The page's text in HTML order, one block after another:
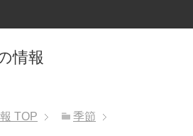
情報
TOP 季節